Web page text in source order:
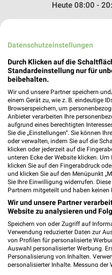
Heute 08:00 -
Carl-Theodor-
68723
Heute 09:00 -
485,51 km
Reformhaus
Carl-Theodor-
68723
485,51 km •
Dr. Rufers
69198
473,87 km •
Datenschutzeinstellungen
Durch Klicken auf die
Standardeinstellung nur für
beibehalten.
Wir und unsere Partner speichern
einem Gerät zu, wie z. B. eindeutige
Browserspeichern, um
Anbieter verarbeiten Ihre
aufgrund eines berechtigten
Sie die „Einstellungen“. Sie können
oder verwalten, indem Sie auf die
klicken oder jederzeit auf die
unteren Ecke der Website klicken.
klicken Sie auf den Fingerabdruck
und klicken Sie auf den Menüpunkt
Sie Ihre Einwilligung widerrufen.
Partnern mitgeteilt und haben keinen
Wir und unsere Partner
Website zu analysieren und
Speichern von oder Zugriff auf
Verwendung reduzierter Daten zur
von Profilen für personalisierte
Auswahl personalisierter Werbung.
Personalisierung von Inhalten.
personalisierter Inhalte. Messung der